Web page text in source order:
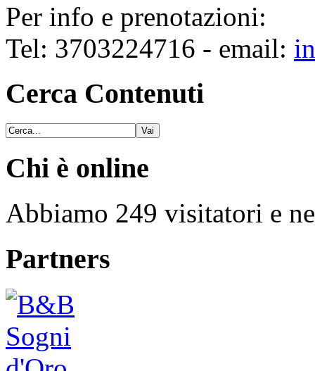
Per info e prenotazioni:
Tel: 3703224716 - email:
Cerca Contenuti
Chi è online
Abbiamo 249 visitatori e
Partners